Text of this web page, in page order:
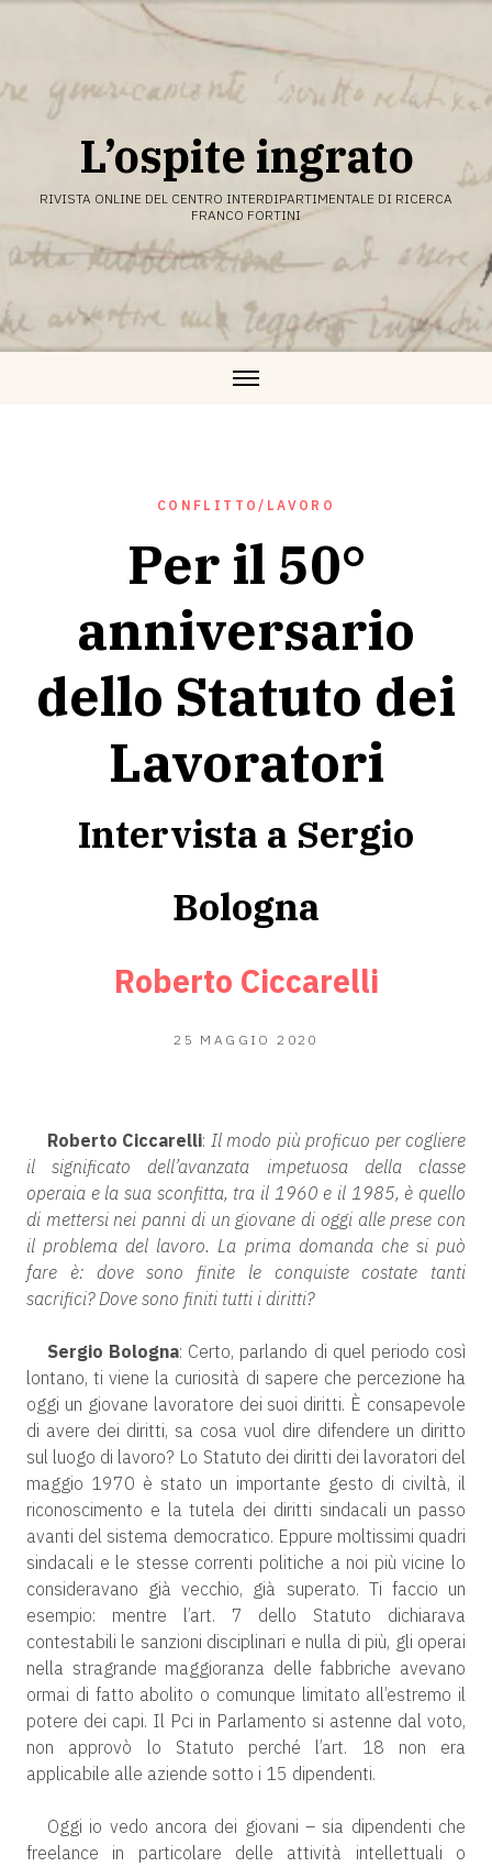
L’ospite ingrato
RIVISTA ONLINE DEL CENTRO INTERDIPARTIMENTALE DI RICERCA
FRANCO FORTINI
CONFLITTO/LAVORO
Per il 50°
anniversario
dello Statuto dei
Lavoratori
Intervista a Sergio
Bologna
Roberto Ciccarelli
25 MAGGIO 2020
Roberto Ciccarelli: Il modo più proficuo per cogliere
il significato dell’avanzata impetuosa della classe
operaia e la sua sconfitta, tra il 1960 e il 1985, è quello
di mettersi nei panni di un giovane di oggi alle prese con
il problema del lavoro. La prima domanda che si può
fare è: dove sono finite le conquiste costate tanti
sacrifici? Dove sono finiti tutti i diritti?
Sergio Bologna: Certo, parlando di quel periodo così
lontano, ti viene la curiosità di sapere che percezione ha
oggi un giovane lavoratore dei suoi diritti. È consapevole
di avere dei diritti, sa cosa vuol dire difendere un diritto
sul luogo di lavoro? Lo Statuto dei diritti dei lavoratori del
maggio 1970 è stato un importante gesto di civiltà, il
riconoscimento e la tutela dei diritti sindacali un passo
avanti del sistema democratico. Eppure moltissimi quadri
sindacali e le stesse correnti politiche a noi più vicine lo
consideravano già vecchio, già superato. Ti faccio un
esempio: mentre l’art. 7 dello Statuto dichiarava
contestabili le sanzioni disciplinari e nulla di più, gli operai
nella stragrande maggioranza delle fabbriche avevano
ormai di fatto abolito o comunque limitato all’estremo il
potere dei capi. Il Pci in Parlamento si astenne dal voto,
non approvò lo Statuto perché l’art. 18 non era
applicabile alle aziende sotto i 15 dipendenti.
Oggi io vedo ancora dei giovani – sia dipendenti che
freelance in particolare delle attività intellettuali o